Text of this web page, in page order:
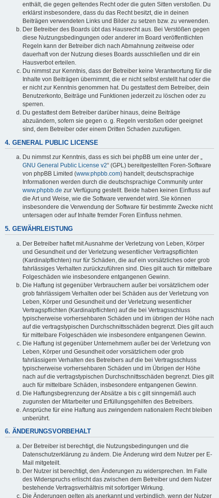
enthält, die gegen geltendes Recht oder die guten Sitten verstoßen. Du
erklärst insbesondere, dass du das Recht besitzt, die in deinen
Beiträgen verwendeten Links und Bilder zu setzen bzw. zu verwenden.
Der Betreiber des Boards übt das Hausrecht aus. Bei Verstößen gegen
diese Nutzungsbedingungen oder anderer im Board veröffentlichten
Regeln kann der Betreiber dich nach Abmahnung zeitweise oder
dauerhaft von der Nutzung dieses Boards ausschließen und dir ein
Hausverbot erteilen.
Du nimmst zur Kenntnis, dass der Betreiber keine Verantwortung für die
Inhalte von Beiträgen übernimmt, die er nicht selbst erstellt hat oder die
er nicht zur Kenntnis genommen hat. Du gestattest dem Betreiber, dein
Benutzerkonto, Beiträge und Funktionen jederzeit zu löschen oder zu
sperren.
Du gestattest dem Betreiber darüber hinaus, deine Beiträge
abzuändern, sofern sie gegen o. g. Regeln verstoßen oder geeignet
sind, dem Betreiber oder einem Dritten Schaden zuzufügen.
4. GENERAL PUBLIC LICENSE
Du nimmst zur Kenntnis, dass es sich bei phpBB um eine unter der „
GNU General Public License v2“ (GPL) bereitgestellten Foren-Software
von phpBB Limited (www.phpbb.com) handelt; deutschsprachige
Informationen werden durch die deutschsprachige Community unter
www.phpbb.de zur Verfügung gestellt. Beide haben keinen Einfluss auf
die Art und Weise, wie die Software verwendet wird. Sie können
insbesondere die Verwendung der Software für bestimmte Zwecke nicht
untersagen oder auf Inhalte fremder Foren Einfluss nehmen.
5. GEWÄHRLEISTUNG
Der Betreiber haftet mit Ausnahme der Verletzung von Leben, Körper
und Gesundheit und der Verletzung wesentlicher Vertragspflichten
(Kardinalpflichten) nur für Schäden, die auf ein vorsätzliches oder grob
fahrlässiges Verhalten zurückzuführen sind. Dies gilt auch für mittelbare
Folgeschäden wie insbesondere entgangenen Gewinn.
Die Haftung ist gegenüber Verbrauchern außer bei vorsätzlichem oder
grob fahrlässigem Verhalten oder bei Schäden aus der Verletzung von
Leben, Körper und Gesundheit und der Verletzung wesentlicher
Vertragspflichten (Kardinalpflichten) auf die bei Vertragsschluss
typischerweise vorhersehbaren Schäden und im übrigen der Höhe nach
auf die vertragstypischen Durchschnittsschäden begrenzt. Dies gilt auch
für mittelbare Folgeschäden wie insbesondere entgangenen Gewinn.
Die Haftung ist gegenüber Unternehmern außer bei der Verletzung von
Leben, Körper und Gesundheit oder vorsätzlichem oder grob
fahrlässigem Verhalten des Betreibers auf die bei Vertragsschluss
typischerweise vorhersehbaren Schäden und im Übrigen der Höhe
nach auf die vertragstypischen Durchschnittsschäden begrenzt. Dies gilt
auch für mittelbare Schäden, insbesondere entgangenen Gewinn.
Die Haftungsbegrenzung der Absätze a bis c gilt sinngemäß auch
zugunsten der Mitarbeiter und Erfüllungsgehilfen des Betreibers.
Ansprüche für eine Haftung aus zwingendem nationalem Recht bleiben
unberührt.
6. ÄNDERUNGSVORBEHALT
Der Betreiber ist berechtigt, die Nutzungsbedingungen und die
Datenschutzerklärung zu ändern. Die Änderung wird dem Nutzer per E-
Mail mitgeteilt.
Der Nutzer ist berechtigt, den Änderungen zu widersprechen. Im Falle
des Widerspruchs erlischt das zwischen dem Betreiber und dem Nutzer
bestehende Vertragsverhältnis mit sofortiger Wirkung.
Die Änderungen gelten als anerkannt und verbindlich, wenn der Nutzer